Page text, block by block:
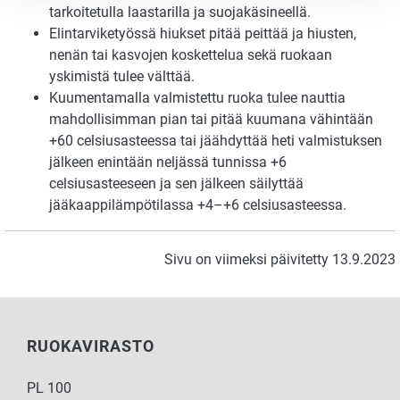
tarkoitetulla laastarilla ja suojakäsineellä.
Elintarviketyössä hiukset pitää peittää ja hiusten,
nenän tai kasvojen koskettelua sekä ruokaan
yskimistä tulee välttää.
Kuumentamalla valmistettu ruoka tulee nauttia
mahdollisimman pian tai pitää kuumana vähintään
+60 celsiusasteessa tai jäähdyttää heti valmistuksen
jälkeen enintään neljässä tunnissa +6
celsiusasteeseen ja sen jälkeen säilyttää
jääkaappilämpötilassa +4–+6 celsiusasteessa.
Sivu on viimeksi päivitetty 13.9.2023
RUOKAVIRASTO
PL 100